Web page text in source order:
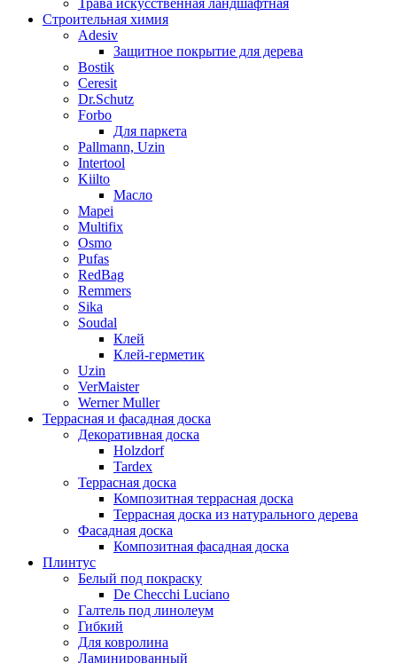
Строительная химия
Adesiv
Защитное покрытие для дерева
Bostik
Ceresit
Dr.Schutz
Forbo
Для паркета
Pallmann, Uzin
Intertool
Kiilto
Масло
Mapei
Multifix
Osmo
Pufas
RedBag
Remmers
Sika
Soudal
Клей
Клей-герметик
Uzin
VerMaister
Werner Muller
Террасная и фасадная доска
Декоративная доска
Holzdorf
Tardex
Террасная доска
Композитная террасная доска
Террасная доска из натурального дерева
Фасадная доска
Композитная фасадная доска
Плинтус
Белый под покраску
De Checchi Luciano
Галтель под линолеум
Гибкий
Для ковролина
Ламинированный